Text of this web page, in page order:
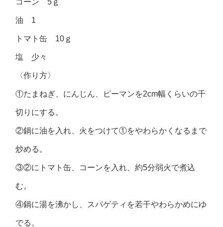
コーン 5ｇ
油 1
トマト缶 10ｇ
塩 少々
〈作り方〉
①たまねぎ、にんじん、ピーマンを2cm幅くらいの千
切りにする。
②鍋に油を入れ、火をつけて①をやわらかくなるまで
炒める。
③②にトマト缶、コーンを入れ、約5分弱火で煮込
む。
④鍋に湯を沸かし、スパゲティを若干やわらかめにゆ
でる。